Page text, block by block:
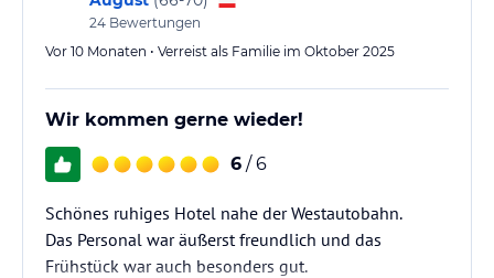
Großes und gut ausgestattetes…
24 Bewertungen
Vor 10 Monaten • Verreist als Familie im Oktober 2025
Wir kommen gerne wieder!
6 / 6
Schönes ruhiges Hotel nahe der Westautobahn.
Das Personal war äußerst freundlich und das
Frühstück war auch besonders gut.